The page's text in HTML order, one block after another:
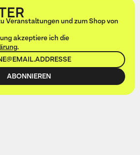
Veranstaltungen und zum Shop von
akzeptiere ich die
.